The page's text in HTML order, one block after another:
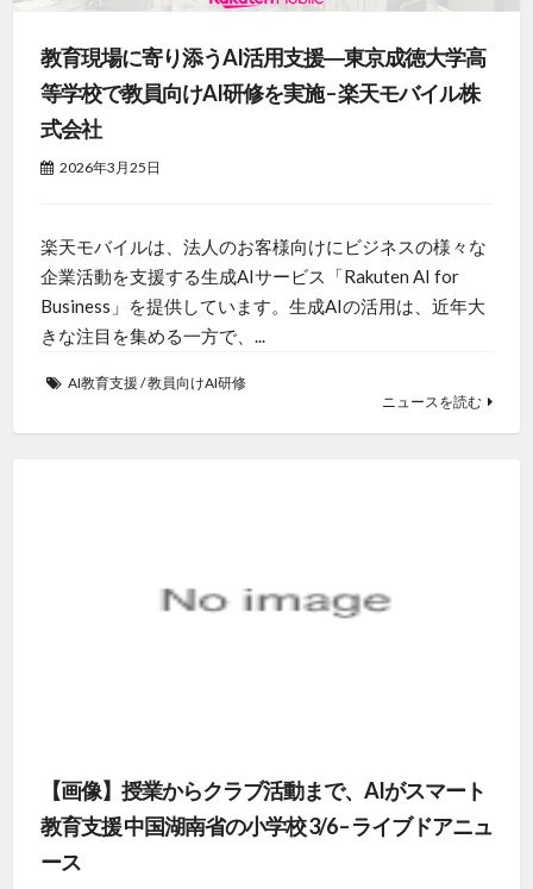
教育現場に寄り添うAI活用支援―東京成徳大学高
等学校で教員向けAI研修を実施 – 楽天モバイル株
式会社
2026年3月25日
楽天モバイルは、法人のお客様向けにビジネスの様々な
企業活動を支援する生成AIサービス「Rakuten AI for
Business」を提供しています。生成AIの活用は、近年大
きな注目を集める一方で、...
AI教育支援 /教員向けAI研修
ニュースを読む
【画像】授業からクラブ活動まで、AIがスマート
教育支援 中国湖南省の小学校 3/6 – ライブドアニュ
ース